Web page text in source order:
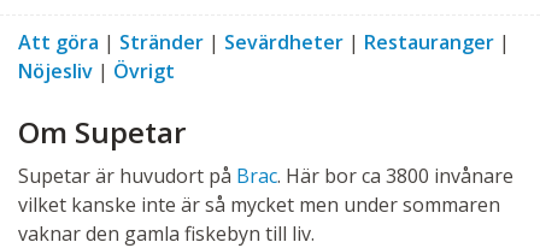
Att göra | Stränder | Sevärdheter | Restauranger |
Nöjesliv | Övrigt
Om Supetar
Supetar är huvudort på Brac. Här bor ca 3800 invånare
vilket kanske inte är så mycket men under sommaren
vaknar den gamla fiskebyn till liv.